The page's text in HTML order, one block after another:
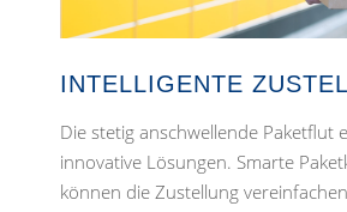
INTELLIGENTE
Die stetig anschwellende Paketflut
innovative Lösungen. Smarte
können die Zustellung